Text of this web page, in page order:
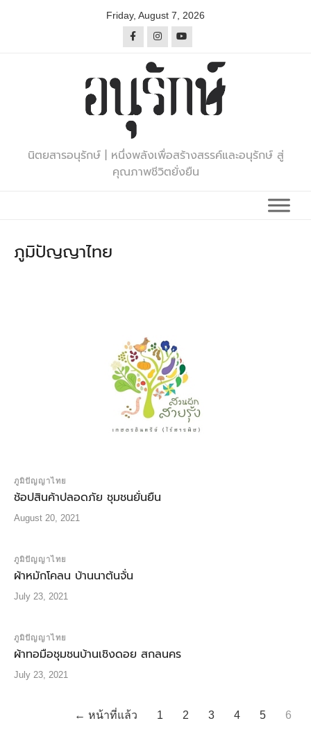
Friday, August 7, 2026
นิตยสารอนุรักษ์ | หนึ่งพลังเพื่อสร้างสรรค์และอนุรักษ์ สู่
คุณภาพชีวิตยั่งยืน
ภูมิปัญญาไทย
ภูมิปัญญาไทย
ช้อปสินค้าปลอดภัย ชุมชนยั่นยืน
August 20, 2021
ภูมิปัญญาไทย
ผ้าหมักโคลน บ้านนาต้นจั่น
July 23, 2021
ภูมิปัญญาไทย
ผ้าทอมือชุมชนบ้านเชิงดอย สกลนคร
July 23, 2021
← หน้าที่แล้ว 1 2 3 4 5 6